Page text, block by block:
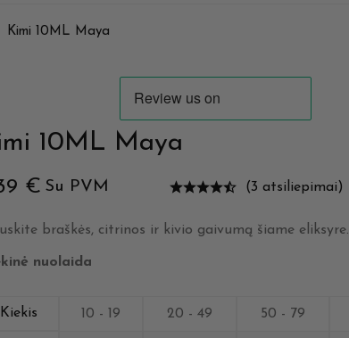
Kimi 10ML Maya
10ML Maya
€ Su PVM (3 atsiliepimai)
braškės, citrinos ir kivio gaivumą šiame eliksyre.
nuolaida
Kiekis 10 - 19 20 - 49 50 - 79